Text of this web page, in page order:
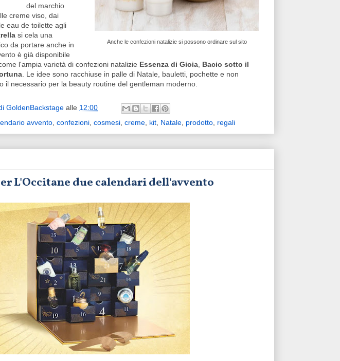
Anche le confezioni natalizie si possono ordinare sul sito
del marchio
creme viso, dai
eau de toilette agli
si cela una
da portare anche in
è già disponibile
l'ampia varietà di confezioni natalizie Essenza di Gioia, Bacio sotto il
. Le idee sono racchiuse in palle di Natale, bauletti, pochette e non
il necessario per la beauty routine del gentleman moderno.
GoldenBackstage alle 12:00
avvento, confezioni, cosmesi, creme, kit, Natale, prodotto, regali
L'Occitane due calendari dell'avvento